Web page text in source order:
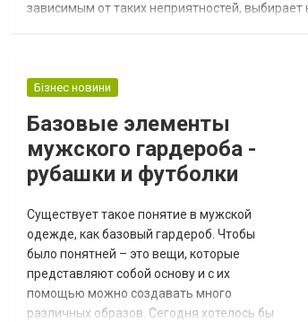
зависимым от таких неприятностей,
Бізнес новини
Базовые элементы
мужского гардероба -
рубашки и футболки
Существует такое понятие в мужской
одежде, как базовый гардероб. Чтобы
было понятней – это вещи, которые
представляют собой основу и с их
помощью можно создавать много
различных образов. Сегодня хотелось бы